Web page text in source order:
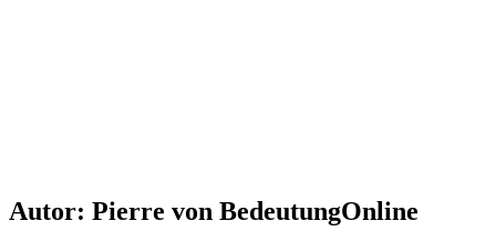
Autor: Pierre von BedeutungOnline